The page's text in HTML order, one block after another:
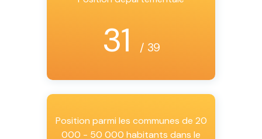
31 / 39
Position parmi les communes de 20
000 - 50 000 habitants dans le